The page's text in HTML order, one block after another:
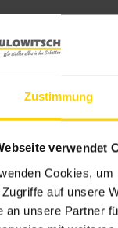
Zustimmung
verwendet
Cookies,
Zugriffe auf unsere
an unsere Partner